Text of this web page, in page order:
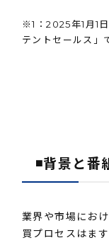
※1：2025年1月1
テントセールス」
◾️背景と番
業界や市場にお
買プロセスはま